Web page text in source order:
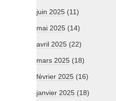
juin 2025 (11)
mai 2025 (14)
avril 2025 (22)
mars 2025 (18)
février 2025 (16)
janvier 2025 (18)